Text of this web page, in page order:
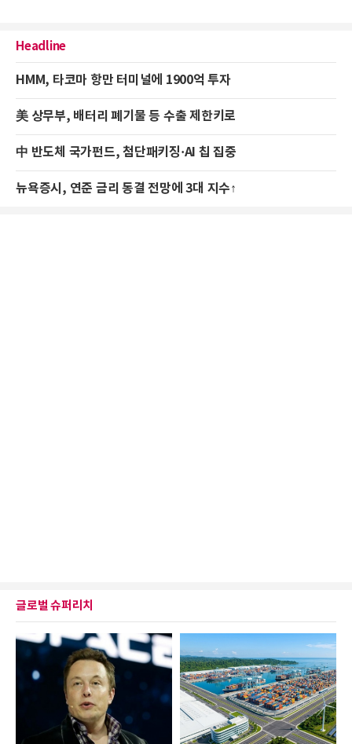
Headline
HMM, 타코마 항만 터미널에 1900억 투자
美 상무부, 배터리 폐기물 등 수출 제한키로
中 반도체 국가펀드, 첨단패키징·AI 칩 집중
뉴욕증시, 연준 금리 동결 전망에 3대 지수↑
글로벌 슈퍼리치